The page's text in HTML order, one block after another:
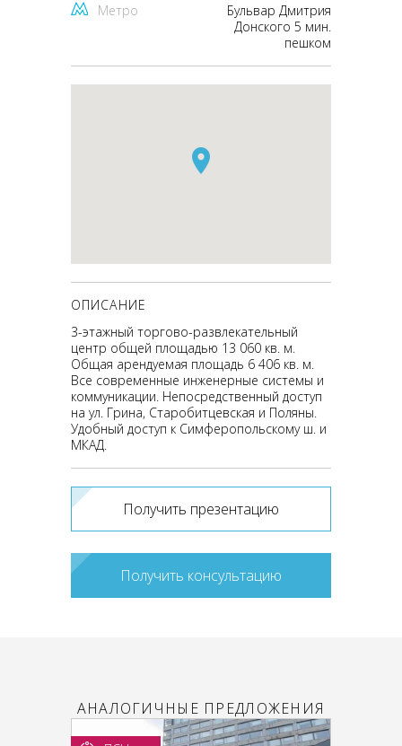
Метро
Бульвар Дмитрия
Донского 5 мин.
пешком
ОПИСАНИЕ
3-этажный торгово-развлекательный
центр общей площадью 13 060 кв. м.
Общая арендуемая площадь 6 406 кв. м.
Все современные инженерные системы и
коммуникации. Непосредственный доступ
на ул. Грина, Старобитцевская и Поляны.
Удобный доступ к Симферопольскому ш. и
МКАД.
Получить презентацию
Получить консультацию
АНАЛОГИЧНЫЕ ПРЕДЛОЖЕНИЯ